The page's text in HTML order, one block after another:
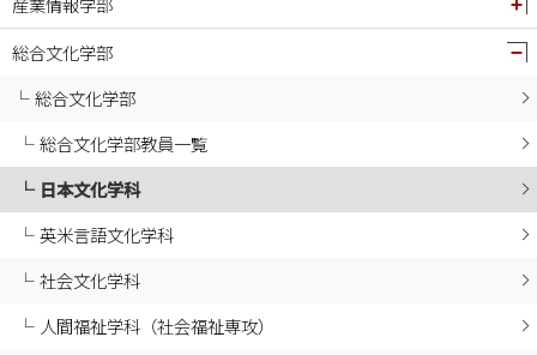
2024年09月
2024年08月
2024年05月
2024年04月
2024年03月
2023年12月
総合文化学部
総合文化学部
総合文化学部教員一覧
日本文化学科
英米言語文化学科
社会文化学科
人間福祉学科（社会福祉専攻）